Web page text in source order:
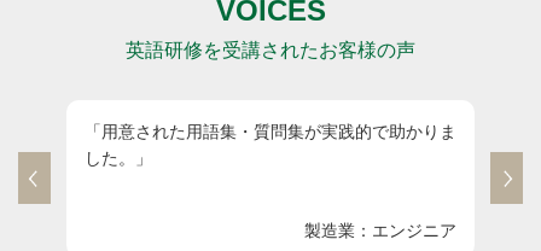
VOICES
英語研修を受講されたお客様の声
「話し方とアイコンタクトの重要性が分かり、英
語だけではなく日本語のプレゼンでも役に立つと
IT 企業：研究者